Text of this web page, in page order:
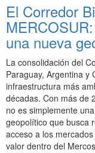
El Corredor
una nueva
La consolidación del
Paraguay, Argentina y
infraestructura más
décadas. Con más de
no es simplemente
geopolítico que busca
acceso a los
valor dentro del